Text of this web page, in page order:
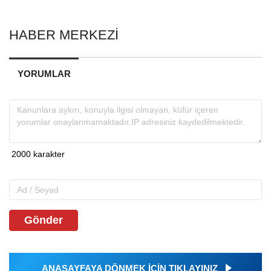
HABER MERKEZİ
YORUMLAR
Gönder
ANASAYFAYA DÖNMEK İÇİN TIKLAYINIZ